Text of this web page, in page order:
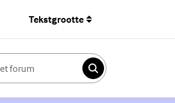
Tekstgrootte
Zoeken